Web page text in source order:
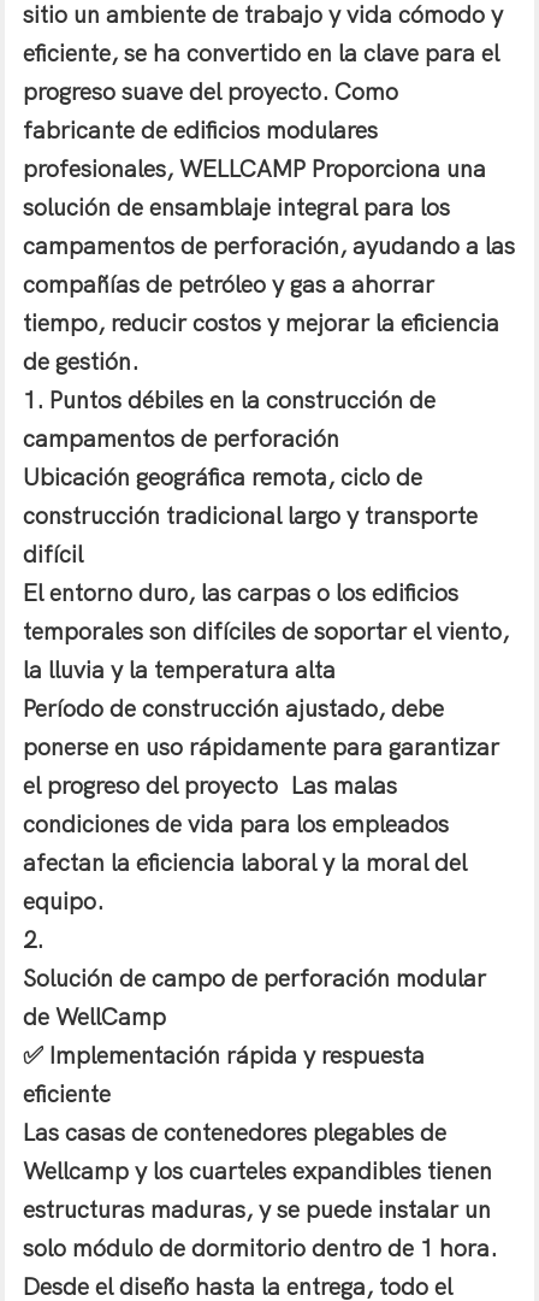
sitio un ambiente de trabajo y vida cómodo y
eficiente, se ha convertido en la clave para el
progreso suave del proyecto. Como
fabricante de edificios modulares
profesionales,WELLCAMP Proporciona una
solución de ensamblaje integral para los
campamentos de perforación, ayudando a las
compañías de petróleo y gas a ahorrar
tiempo, reducir costos y mejorar la eficiencia
de gestión.
1. Puntos débiles en la construcción de
campamentos de perforación
Ubicación geográfica remota, ciclo de
construcción tradicional largo y transporte
difícil
El entorno duro, las carpas o los edificios
temporales son difíciles de soportar el viento,
la lluvia y la temperatura alta
Período de construcción ajustado, debe
ponerse en uso rápidamente para garantizar
el progreso del proyecto Las malas
condiciones de vida para los empleados
afectan la eficiencia laboral y la moral del
equipo.
2.
Solución de campo de perforación modular
de WellCamp
✅ Implementación rápida y respuesta
eficiente
Las casas de contenedores plegables de
Wellcamp y los cuarteles expandibles tienen
estructuras maduras, y se puede instalar un
solo módulo de dormitorio dentro de 1 hora.
Desde el diseño hasta la entrega, todo el